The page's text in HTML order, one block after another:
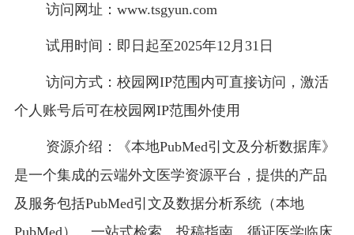
访问网址： www.tsgyun.com
试用时间：即日起至2025年12月31日
访问方式：校园网IP范围内可直接访问，激活
个人账号后可在校园网IP范围外使用
资源介绍：《本地PubMed引文及分析数据库》
是一个集成的云端外文医学资源平台，提供的产品
及服务包括PubMed引文及数据分析系统（本地
PubMed）、一站式检索、投稿指南、循证医学临床